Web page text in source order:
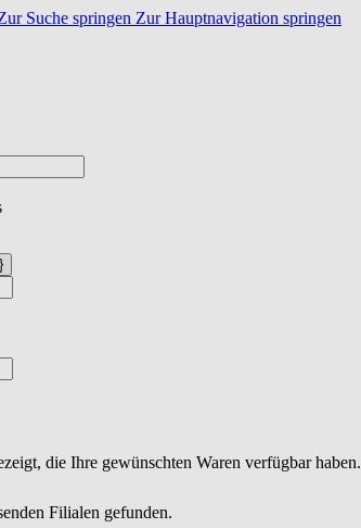
Suche springen Zur Hauptnavigation springen
die Ihre gewünschten Waren verfügbar haben.
Filialen gefunden.